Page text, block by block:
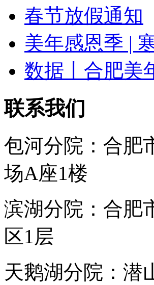
春节放假通知
美年感恩季 |
数据丨合肥美
联系我们
包河分院：合肥
场A座1楼
滨湖分院：合肥
区1层
天鹅湖分院：潜